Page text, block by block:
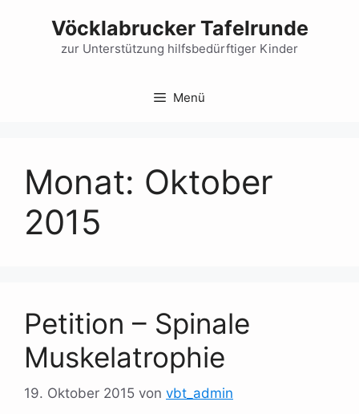
Vöcklabrucker Tafelrunde
zur Unterstützung hilfsbedürftiger Kinder
Menü
Monat: Oktober
2015
Petition – Spinale
Muskelatrophie
19. Oktober 2015 von vbt_admin